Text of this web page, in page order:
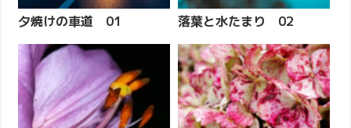
夕焼けの車道 01 落葉と水たまり 02